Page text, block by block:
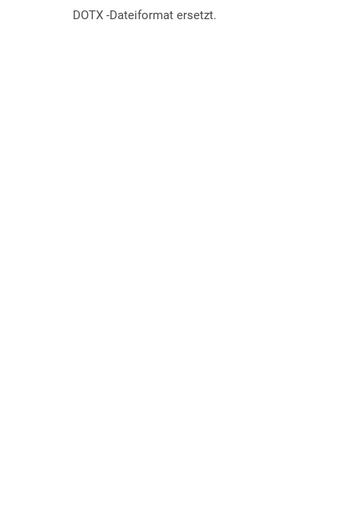
DOTX -Dateiformat ersetzt.